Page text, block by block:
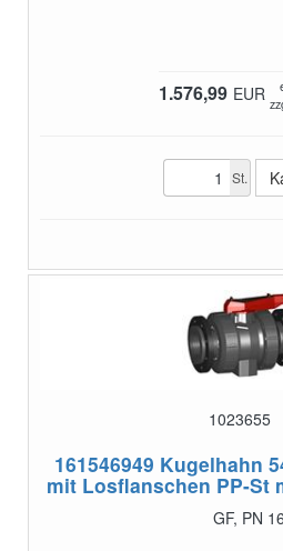
1.576,99 EUR
St.
1023655
161546949 Kugelhahn
mit Losflanschen PP-St
GF, PN 16